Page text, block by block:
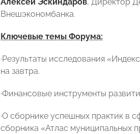
Внешэкономбанка.
Ключевые темы Форума:
·Результаты исследования
на завтра.
·Финансовые инструменты
·О сборнике успешных практик в
сборника «Атлас муниципальных